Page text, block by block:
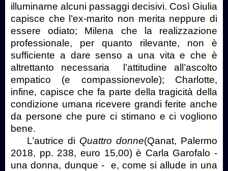
illuminarne alcuni passaggi decisivi. Così Giulia
capisce che l’ex-marito non merita neppure di
essere odiato; Milena che la realizzazione
professionale, per quanto rilevante, non è
sufficiente a dare senso a una vita e che è
altrettanto necessaria l’attitudine all’ascolto
empatico (e compassionevole); Charlotte,
infine, capisce che fa parte della tragicità della
condizione umana ricevere grandi ferite anche
da persone che pure ci stimano e ci vogliono
bene.
L’autrice di Quattro donne(Qanat, Palermo
2018, pp. 238, euro 15,00) è Carla Garofalo -
una donna, dunque - e, come si allude in una